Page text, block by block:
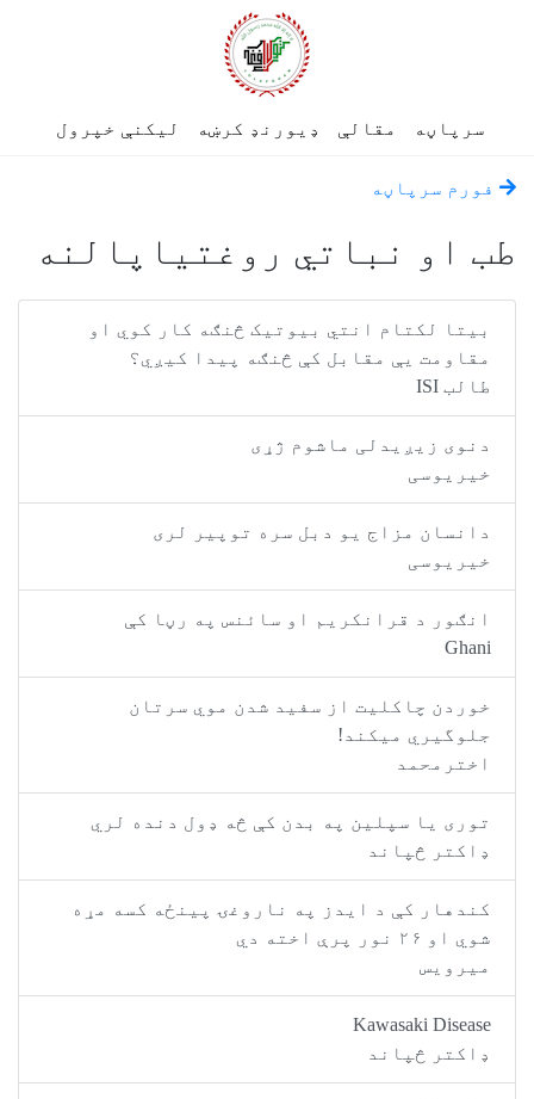
سرپاڼه مقالې ډیورنډ کرښه لیکنې خپرول
فورم سرپاڼه
طب او نباتي روغتیاپالنه
بیتا لکتام انتي بیوتیک څنګه کار کوي او
مقاومت یې مقابل کې څنګه پیدا کیږي؟
طالب ISI
دنوی زیږیدلی ماشوم ژړی
خیریوسی
دانسان مزاج یو دبل سره توپیر لری
خیریوسی
انګور د قرانکریم او سائنس په رڼا کې
Ghani
خوردن چاکلیت از سفید شدن موي سرتان
جلوگیري میکند!
اخترمحمد
توری یا سپلین په بدن کې څه ډول دنده لري
ډاکتر څپاند
کندهار کې د ايدز په ناروغۍ پینځه كسه مړه
شوي او ۲۶ نور پرې اخته دي
میرویس
Kawasaki Disease
ډاکتر څپاند